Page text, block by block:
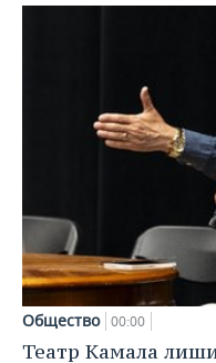
Общество 00:00
Театр Камала